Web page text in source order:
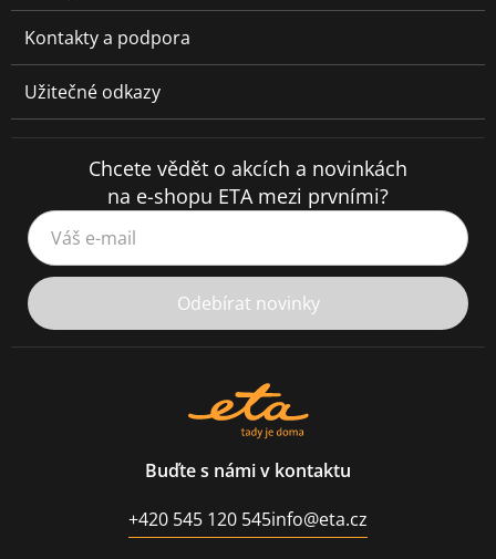
Kontakty a podpora
Užitečné odkazy
Chcete vědět o akcích a novinkách
na e-shopu ETA mezi prvními?
Váš e-mail
Odebírat novinky
Buďte s námi v kontaktu
+420 545 120 545info@eta.cz